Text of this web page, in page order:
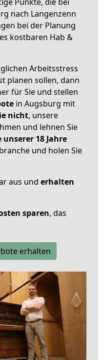
nach Langenzenn
bei der Planung
kostbaren Hab &
Arbeitsstress
planen sollen, dann
für Sie und stellen
in Augsburg mit
nicht, unsere
und lehnen Sie
18 Jahre
und holen Sie
aus und erhalten
sparen, das
erhalten